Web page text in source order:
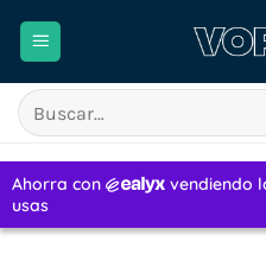
Buscar
por: